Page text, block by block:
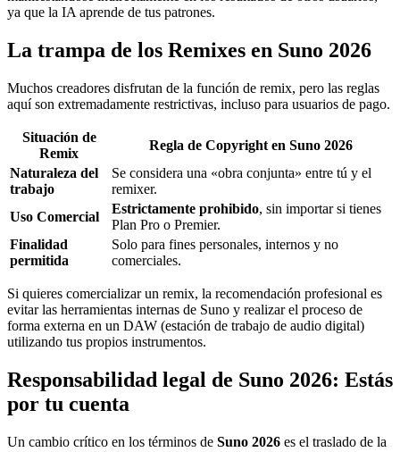
ya que la IA aprende de tus patrones.
La trampa de los Remixes en Suno 2026
Muchos creadores disfrutan de la función de remix, pero las reglas
aquí son extremadamente restrictivas, incluso para usuarios de pago.
Situación de
Remix
Regla de Copyright en Suno 2026
Naturaleza del
trabajo
Se considera una «obra conjunta» entre tú y el
remixer.
Uso Comercial
Estrictamente prohibido, sin importar si tienes
Plan Pro o Premier.
Finalidad
permitida
Solo para fines personales, internos y no
comerciales.
Si quieres comercializar un remix, la recomendación profesional es
evitar las herramientas internas de Suno y realizar el proceso de
forma externa en un DAW (estación de trabajo de audio digital)
utilizando tus propios instrumentos.
Responsabilidad legal de Suno 2026: Estás
por tu cuenta
Un cambio crítico en los términos de Suno 2026 es el traslado de la